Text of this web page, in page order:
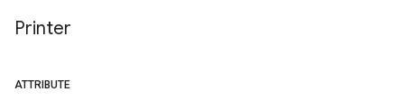
Printer
ATTRIBUTE